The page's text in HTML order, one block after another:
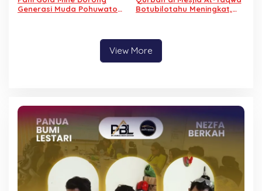
Generasi Muda Pohuwato
Botubilotahu Meningkat,
View More